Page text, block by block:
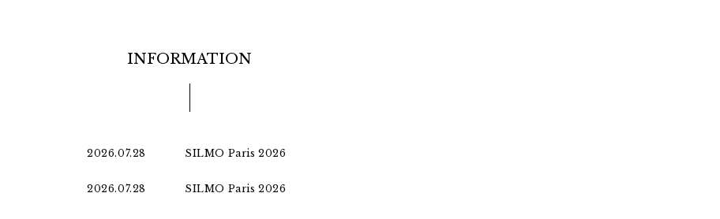
INFORMATION
2026.07.28 SILMO Paris 2026
2026.07.28 SILMO Paris 2026